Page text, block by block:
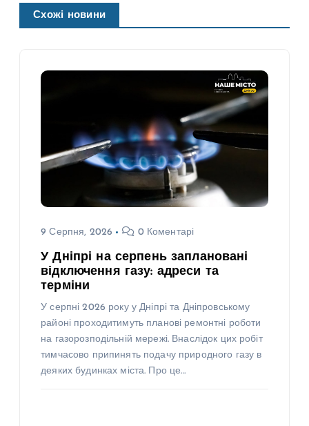
Схожі новини
9 Серпня, 2026 0 Коментарі
У Дніпрі на серпень заплановані
відключення газу: адреси та
терміни
У серпні 2026 року у Дніпрі та Дніпровському
районі проходитимуть планові ремонтні роботи
на газорозподільній мережі. Внаслідок цих робіт
тимчасово припинять подачу природного газу в
деяких будинках міста. Про це…